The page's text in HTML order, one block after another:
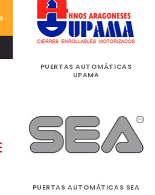
PUERTAS AUTOMÁTICAS
UPAMA
PUERTAS AUTOMÁTICAS SEA